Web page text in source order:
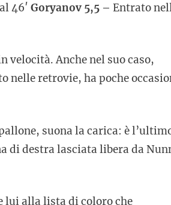
46′ Goryanov 5,5 – Entrato
velocità. Anche nel suo caso,
nelle retrovie, ha poche
suona la carica: è
di destra lasciata libera da
lui alla lista di coloro che